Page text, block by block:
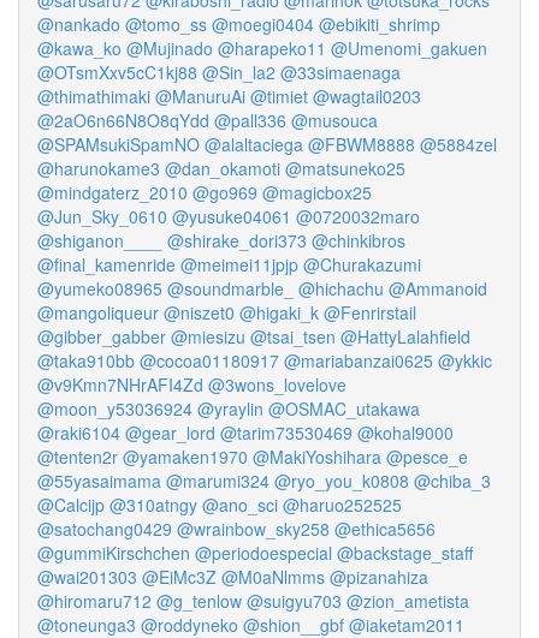
@nankado @tomo_ss @moegi0404 @ebikiti_shrimp
@kawa_ko @Mujinado @harapeko11 @Umenomi_gakuen
@OTsmXxv5cC1kj88 @Sin_la2 @33simaenaga
@thimathimaki @ManuruAi @timiet @wagtail0203
@2aO6n66N8O8qYdd @pall336 @musouca
@SPAMsukiSpamNO @alaltaciega @FBWM8888 @5884zel
@harunokame3 @dan_okamoti @matsuneko25
@mindgaterz_2010 @go969 @magicbox25
@Jun_Sky_0610 @yusuke04061 @0720032maro
@shiganon____
@shirake_dori373 @chinkibros
@final_kamenride @meimei11jpjp @Churakazumi
@yumeko08965 @soundmarble_ @hichachu @Ammanoid
@mangoliqueur @niszet0 @higaki_k @Fenrirstail
@gibber_gabber @miesizu @tsai_tsen @HattyLalahfield
@taka910bb @cocoa01180917 @mariabanzai0625 @ykkic
@v9Kmn7NHrAFI4Zd @3wons_lovelove
@moon_y53036924 @yraylin @OSMAC_utakawa
@raki6104 @gear_lord @tarim73530469 @kohal9000
@tenten2r @yamaken1970 @MakiYoshihara @pesce_e
@55yasaimama @marumi324 @ryo_you_k0808 @chiba_3
@Calcijp @310atngy @ano_sci @haruo252525
@satochang0429 @wrainbow_sky258 @ethica5656
@gummiKirschchen @periodoespecial @backstage_staff
@wai201303 @EiMc3Z @M0aNlmms @pizanahiza
@hiromaru712 @g_tenlow @suigyu703 @zion_ametista
@toneunga3 @roddyneko @shion__gbf @iaketam2011